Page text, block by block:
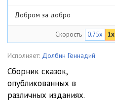
Добром за добро
Добрые советы
Завороженный пудинг
Как барина проучили
Лепрехаун - маленький обманщик
Скорость 0.75x 1x
Исполняет: Долбин Геннадий
Сборник сказок,
опубликованных в
различных изданиях.